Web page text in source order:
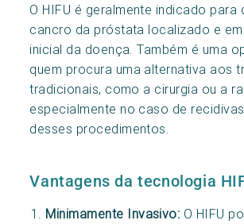
O HIFU é geralmente indicado para
cancro da próstata localizado e
inicial da doença. Também é uma
quem procura uma alternativa aos
tradicionais, como a cirurgia ou a
especialmente no caso de
desses procedimentos.
Vantagens da tecnologia
Minimamente Invasivo: O HIFU